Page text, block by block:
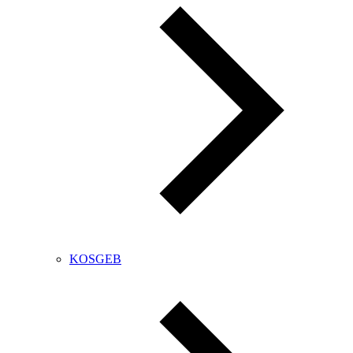
KOSGEB